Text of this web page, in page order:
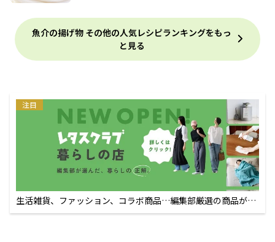
魚介の揚げ物 その他の人気レシピランキングをもっ
と見る
注目
生活雑貨、ファッション、コラボ商品…編集部厳選の商品が買
えるECサイト